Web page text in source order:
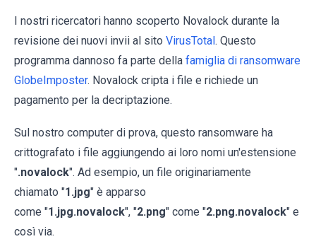
I nostri ricercatori hanno scoperto Novalock durante la
revisione dei nuovi invii al sito VirusTotal. Questo
programma dannoso fa parte della famiglia di ransomware
GlobeImposter. Novalock cripta i file e richiede un
pagamento per la decriptazione.
Sul nostro computer di prova, questo ransomware ha
crittografato i file aggiungendo ai loro nomi un'estensione
".novalock". Ad esempio, un file originariamente
chiamato "1.jpg" è apparso
come "1.jpg.novalock", "2.png" come "2.png.novalock" e
così via.